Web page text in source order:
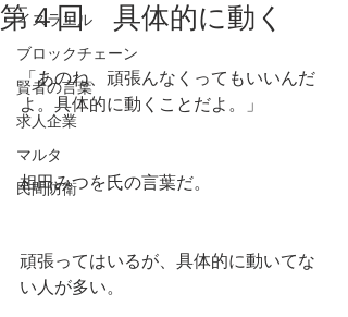
イスラエル
ブロックチェーン
賢者の言葉
求人企業
マルタ
民間防衛
第４回 具体的に動く
「あのね、頑張んなくってもいいんだ
よ。具体的に動くことだよ。」
相田みつを氏の言葉だ。
頑張ってはいるが、具体的に動いてな
い人が多い。